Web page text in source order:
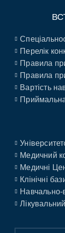
Перелік
Правила
Правила
Вартість
Медичний
Медичні
Клінічні
Навчально-